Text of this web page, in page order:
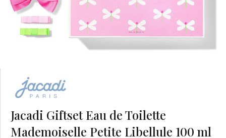
Jacadi Giftset Eau de Toilette
Mademoiselle Petite Libellule 100 ml